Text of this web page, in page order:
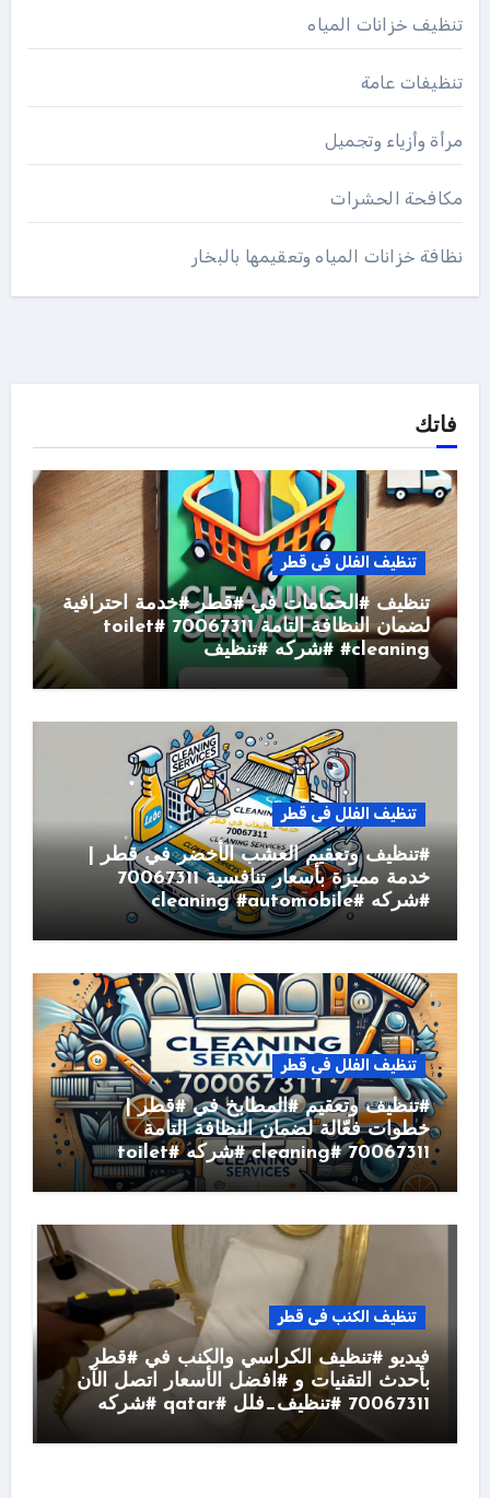
تنظيف خزانات المياه
تنظيفات عامة
مرأة وأزياء وتجميل
مكافحة الحشرات
نظافة خزانات المياه وتعقيمها بالبخار
فاتك
تنظيف الفلل فى قطر
تنظيف #الحمامات في #قطر #خدمة احترافية
لضمان النظافة التامة 70067311 #toilet
#cleaning #شركه #تنظيف
تنظيف الفلل فى قطر
#تنظيف وتعقيم العشب الأخضر في قطر |
خدمة مميزة بأسعار تنافسية 70067311
#شركه #cleaning #automobile
تنظيف الفلل فى قطر
#تنظيف وتعقيم #المطابخ في #قطر |
خطوات فعّالة لضمان النظافة التامة
70067311 #cleaning #شركه #toilet
تنظيف الكنب فى قطر
فيديو #تنظيف الكراسي والكنب في #قطر
بأحدث التقنيات و #افضل الأسعار اتصل الآن
70067311 #تنظيف_فلل #qatar #شركه